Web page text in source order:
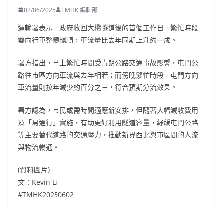
02/06/2025 TMHK 編輯部
運輸署表示，政府收回大欖隧道後的首個工作日，繁忙時段
雙向行車整體暢順，車流量比去年同期上升約一成。
署方指出，早上繁忙時間受青朗公路交通事故影響，屯門公
路往市區方向車流與去年相若；而傍晚繁忙時段，屯門方向
車流量則按年減少約百分之三，符合預期分流效果。
署方認為，市民或需時間適應新安排，但隨著大幅減收費用
及「易通行」實施，有助更好利用隧道容量，紓緩屯門公路
等主要替代道路的交通壓力，推動新界西北與市區間的人流
與物流暢通。
(資料圖片)
文：Kevin Li
#TMHK20250602